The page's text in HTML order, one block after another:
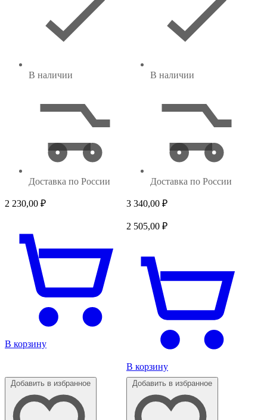
В наличии
Доставка по России
2 230,00 ₽
В корзину
В наличии
Доставка по России
3 340,00 ₽
2 505,00 ₽
В корзину
Добавить в избранное Добавить в избранное